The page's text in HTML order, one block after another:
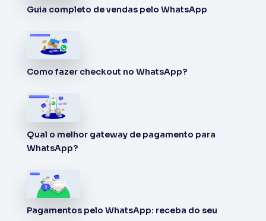
Guia completo de vendas pelo WhatsApp
Como fazer checkout no WhatsApp?
Qual o melhor gateway de pagamento para
WhatsApp?
Pagamentos pelo WhatsApp: receba do seu